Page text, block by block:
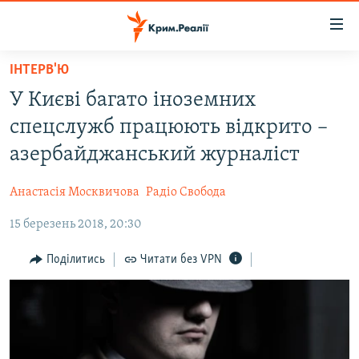
Перейти
основного
матеріалу
Перейти
до
основної
Перейти
пошуку
ВІДЕО ТА ФОТО
БЛОГИ
ПОГЛЯД
ІНТЕРВ'Ю
СПЕЦПРОЕКТИ
ЯК ОБІЙТИ БЛОКУВАННЯ
ІНТЕРВ'Ю
У Києві багато іноземних
спецслужб працюють відкрито –
азербайджанський журналіст
Анастасія Москвичова Радіо Свобода
15 березень 2018, 20:30
Поділитись Читати без VPN